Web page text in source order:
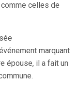
celles de
marquant
épouse, il a fait un